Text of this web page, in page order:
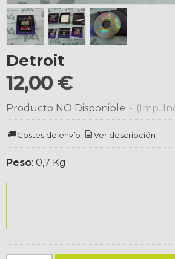
Detroit
12,00 €
Producto NO Disponible - (Imp.
Costes de envío Ver descripción
Peso: 0,7 Kg